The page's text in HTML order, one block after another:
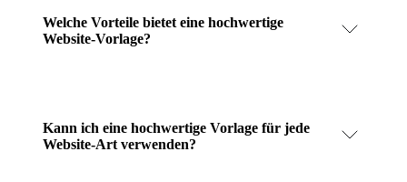
Welche Vorteile bietet eine hochwertige
Website-Vorlage?
Kann ich eine hochwertige Vorlage für jede
Website-Art verwenden?